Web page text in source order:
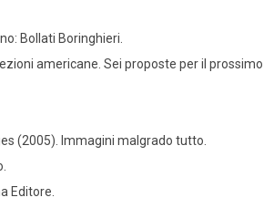
Bollati Boringhieri.
americane. Sei proposte per il prossimo
(2005). Immagini malgrado tutto.
Editore.